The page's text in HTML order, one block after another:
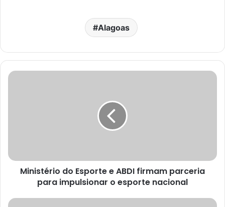
Alagoas
Ministério do Esporte e ABDI firmam parceria
para impulsionar o esporte nacional